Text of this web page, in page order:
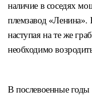
наличие в соседях
племзавод «Ленина».
наступая на теже
необходимо
В послевоенные